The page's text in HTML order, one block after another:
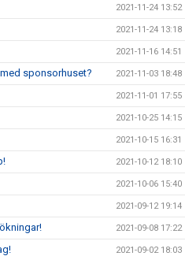
2021-11-24 13:52
2021-11-24 13:18
2021-11-16 14:51
sponsorhuset? 2021-11-03 18:48
2021-11-01 17:55
2021-10-25 14:15
2021-10-15 16:31
2021-10-12 18:10
2021-10-06 15:40
2021-09-12 19:14
2021-09-08 17:22
2021-09-02 18:03